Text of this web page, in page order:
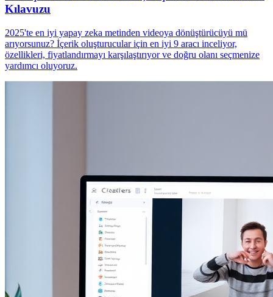
Kılavuzu
2025'te en iyi yapay zeka metinden videoya dönüştürücüyü mü
arıyorsunuz? İçerik oluşturucular için en iyi 9 aracı inceliyor,
özellikleri, fiyatlandırmayı karşılaştırıyor ve doğru olanı seçmenize
yardımcı oluyoruz.